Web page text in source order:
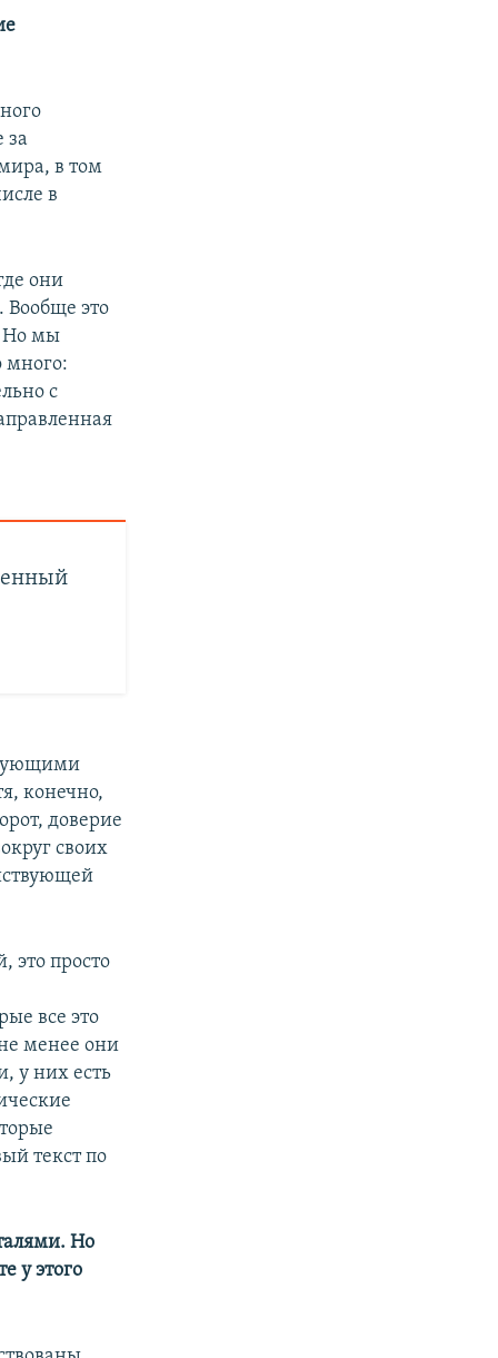
за
в том
в
они
Вообще это
Но мы
много:
с
конечно,
доверие
своих
это просто
все это
менее они
у них есть
текст по
Но
у этого